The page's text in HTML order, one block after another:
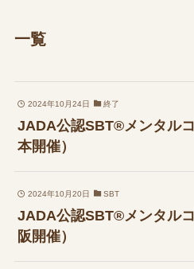
一覧
2024年10月24日 終了
JADA公認SBT®メンタル
本開催）
2024年10月20日 SBT
JADA公認SBT®メンタル
阪開催）